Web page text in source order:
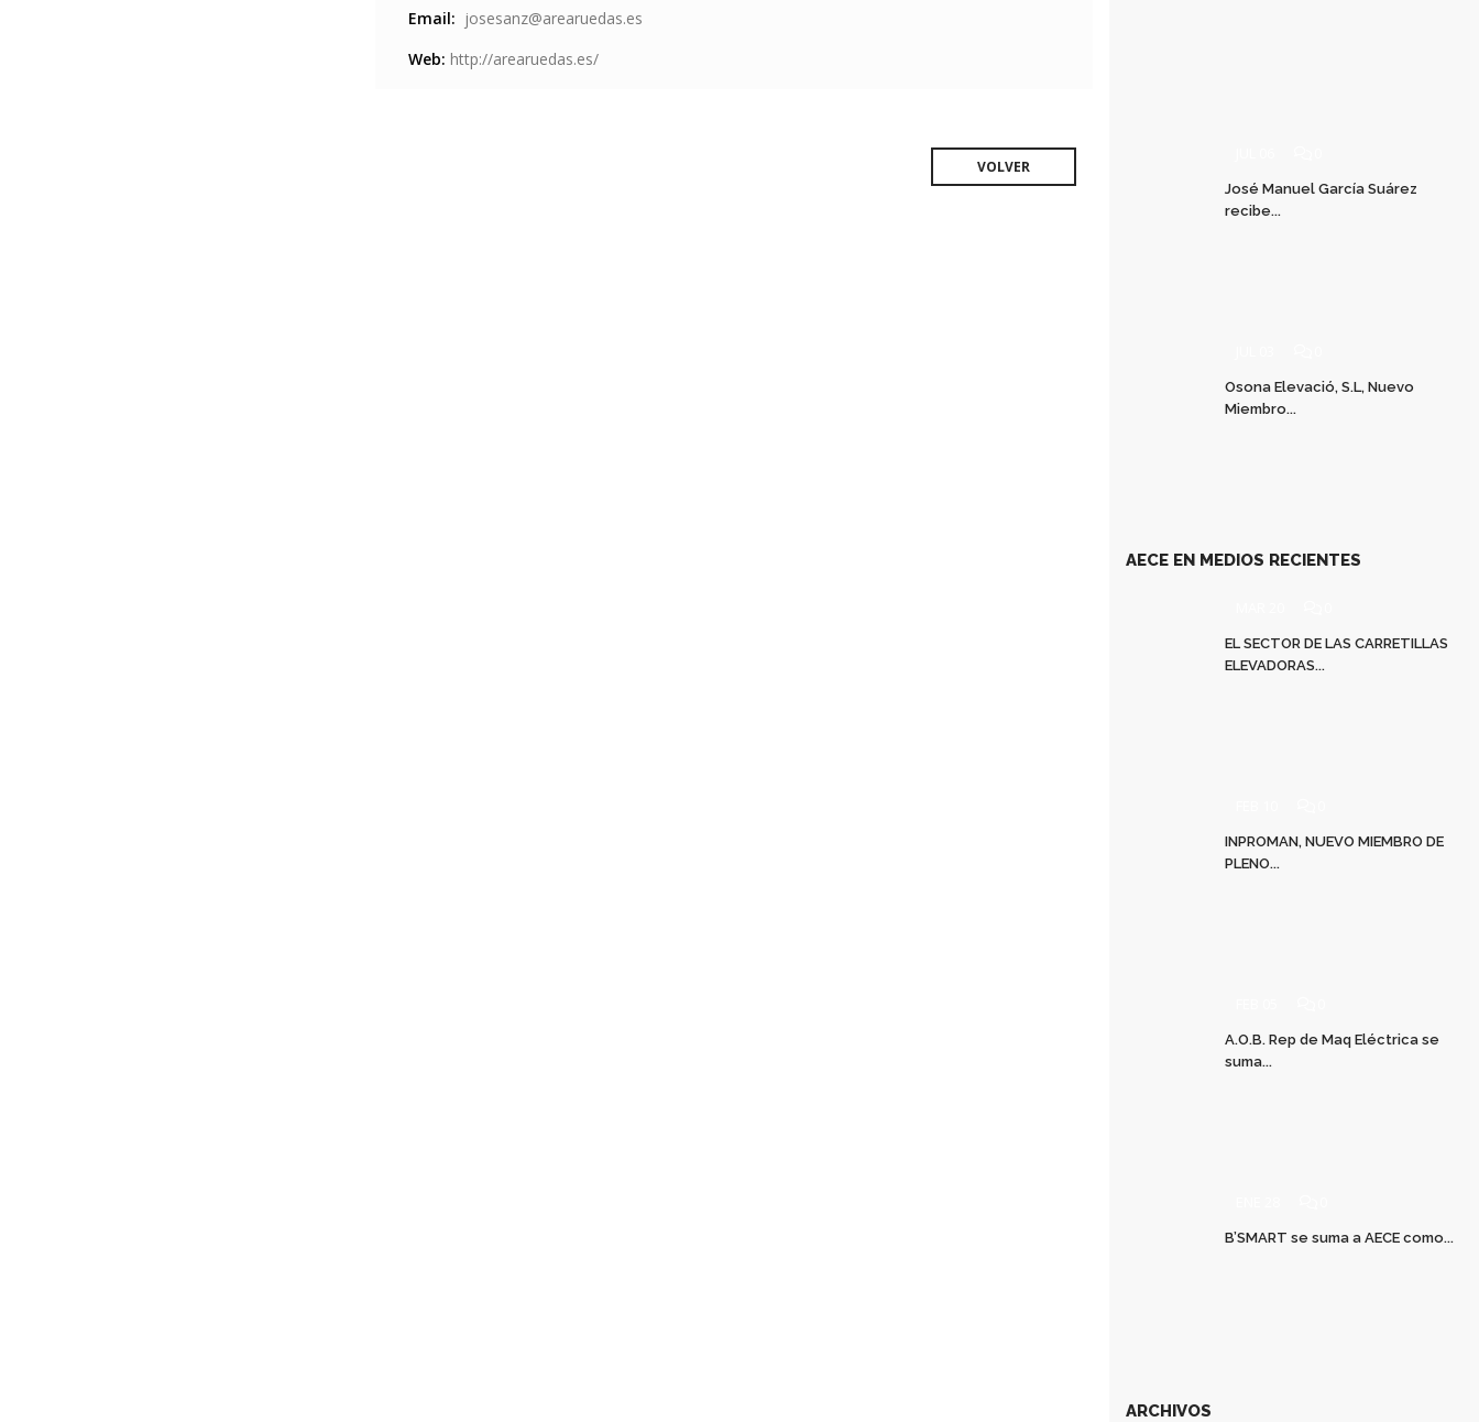
Email: josesanz@arearuedas.es
Web: http://arearuedas.es/
VOLVER
José Manuel García Suárez
recibe...
Osona Elevació, S.L, Nuevo
Miembro...
AECE EN MEDIOS RECIENTES
EL SECTOR DE LAS CARRETILLAS
ELEVADORAS...
INPROMAN, NUEVO MIEMBRO DE
PLENO...
A.O.B. Rep de Maq Eléctrica se
suma...
B’SMART se suma a AECE como...
ARCHIVOS